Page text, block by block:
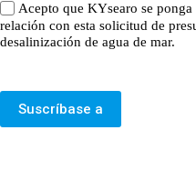
Acepto que KYsearo se
relación con esta solicitud de
desalinización de agua de mar.
Suscríbase a